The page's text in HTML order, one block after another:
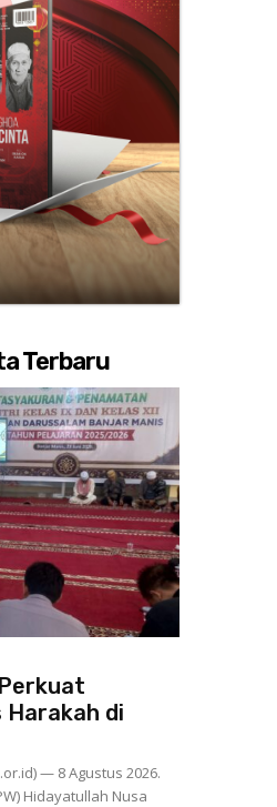
Terbaru
di
— 8 Agustus 2026.
Hidayatullah Nusa